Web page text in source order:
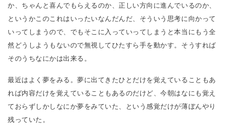
か、ちゃんと喜んでもらえるのか、正しい方向に進んでいるのか、
というかこのこれはいったいなんだんだ、そういう思考に向かって
いってしまうので、でもそこに入っていってしまうと本当にもう全
然どうしようもないので無視してひたすら手を動かす。そうすれば
そのうちなにかは出来る。
最近はよく夢をみる。夢に出てきたひとだけを覚えていることもあ
れば内容だけを覚えていることもあるのだけど、今朝はなにも覚え
ておらずしかしなにか夢をみていた、という感覚だけが薄ぼんやり
残っていた。